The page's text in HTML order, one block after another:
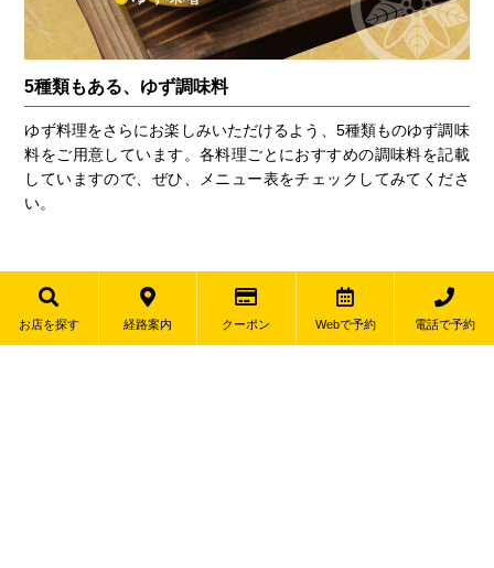
5種類もある、ゆず調味料
ゆず料理をさらにお楽しみいただけるよう、5種類ものゆず調味
料をご用意しています。各料理ごとにおすすめの調味料を記載
していますので、ぜひ、メニュー表をチェックしてみてくださ
い。
お店を探す 経路案内 クーポン Webで予約 電話で予約